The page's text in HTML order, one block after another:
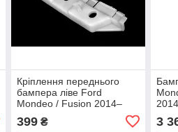
Кріплення переднього
бампера ліве Ford
Mondeo / Fusion 2014–
2017 (TEMPEST) 023 4578
931
399₴ 3